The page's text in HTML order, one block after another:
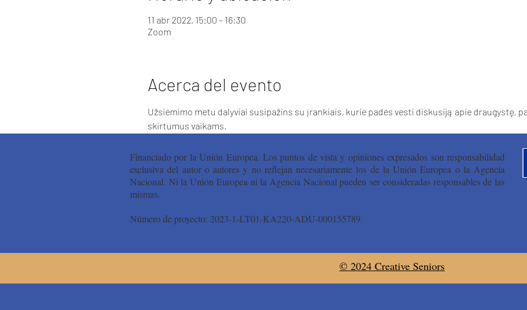
11 abr 2022, 15:00 – 16:30
Zoom
Acerca del evento
Užsiėmimo metu dalyviai susipažins su įrankiais, kurie padės vesti diskusiją apie draugystę,
skirtumus vaikams.
Financiado por la Unión Europea. Los puntos de vista y opiniones expresados son responsabilidad
exclusiva del autor o autores y no reflejan necesariamente los de la Unión Europea o la Agencia
Nacional. Ni la Unión Europea ni la Agencia Nacional pueden ser consideradas responsables de las
mismas.
Número de proyecto: 2023-1-LT01-KA220-ADU-000155789
© 2024 Creative Seniors